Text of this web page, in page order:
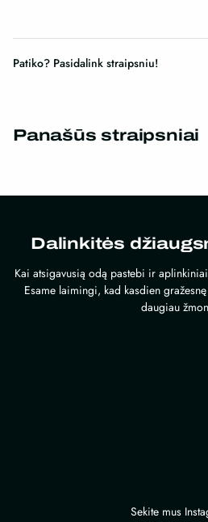
Patiko? Pasidalink straipsniu!
Panašūs straipsniai
Dalinkitės
Kai atsigavusią odą pastebi ir
Esame laimingi, kad kasdien
daugiau
Sekite mus